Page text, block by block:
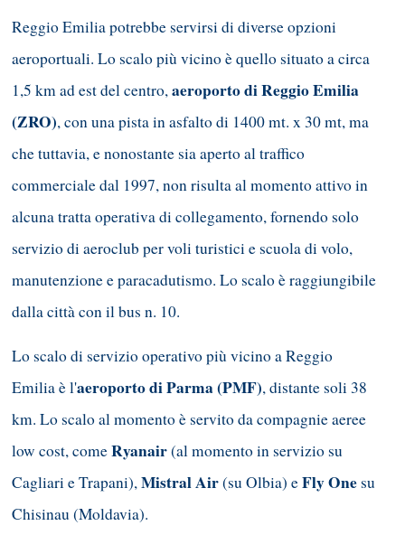
Reggio Emilia potrebbe servirsi di diverse opzioni
aeroportuali. Lo scalo più vicino è quello situato a circa
1,5 km ad est del centro,aeroporto di Reggio Emilia
(ZRO), con una pista in asfalto di 1400 mt. x 30 mt, ma
che tuttavia, e nonostante sia aperto al traffico
commerciale dal 1997, non risulta al momento attivo in
alcuna tratta operativa di collegamento, fornendo solo
servizio di aeroclub per voli turistici e scuola di volo,
manutenzione e paracadutismo. Lo scalo è raggiungibile
dalla città con il bus n. 10.
Lo scalo di servizio operativo più vicino a Reggio
Emilia è l'aeroporto di Parma (PMF), distante soli 38
km. Lo scalo al momento è servito da compagnie aeree
low cost, comeRyanair(al momento in servizio su
Cagliari e Trapani), Mistral Air(su Olbia) eFly Onesu
Chisinau (Moldavia).